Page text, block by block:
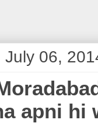
July 06,
apni hi